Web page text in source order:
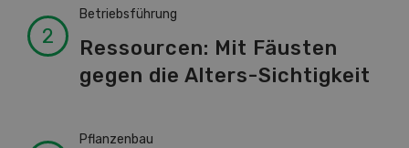
Betriebsführung
Ressourcen: Mit Fäusten
gegen die Alters-Sichtigkeit
Pflanzenbau